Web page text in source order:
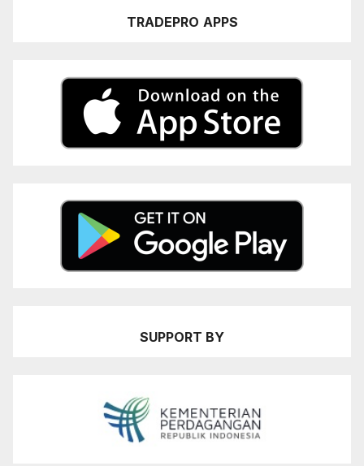
TRADEPRO APPS
SUPPORT BY